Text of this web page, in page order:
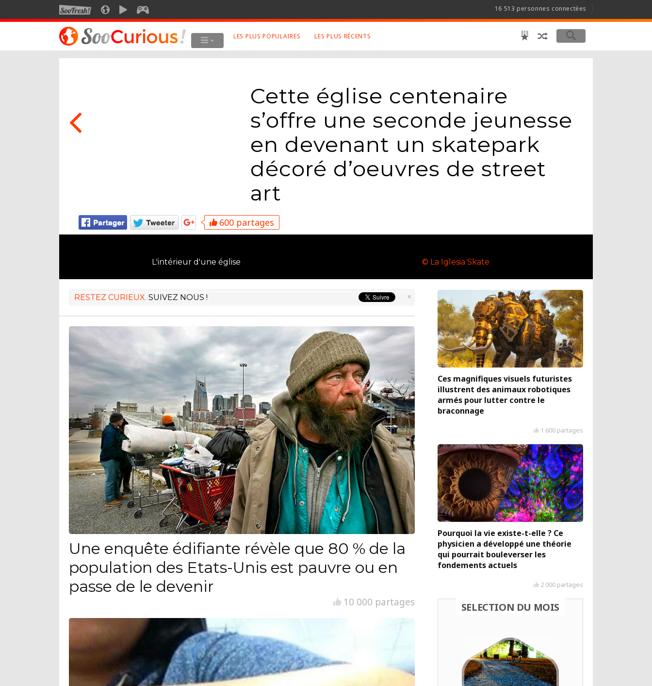
SOOFRESHSOOCURIOUSSOOMOTION 16 513 personnes connectées
Twitter
Google+
Mentions Légales
Conditions Générales
LES PLUS POPULAIRES LES PLUS RÉCENTS
Cette église centenaire
s’offre une seconde jeunesse
en devenant un skatepark
décoré d’oeuvres de street
art
600 partages
L'intérieur d'une église © La Iglesia Skate
×
RESTEZ CURIEUX. SUIVEZ NOUS !
Une enquête édifiante révèle que 80 % de la
population des Etats-Unis est pauvre ou en
passe de le devenir
10 000 partages
Ces magnifiques visuels futuristes
illustrent des animaux robotiques
armés pour lutter contre le
braconnage
1 600 partages
Pourquoi la vie existe-t-elle ? Ce
physicien a développé une théorie
qui pourrait bouleverser les
fondements actuels
2 000 partages
SELECTION DU MOIS